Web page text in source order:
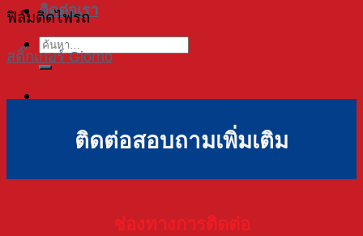
ติดต่อเรา
ค้นหา:
ฟิล์มติดไฟรถ
สติ๊กเกอร์ Giorno
ติดต่อสอบถามเพิ่มเติม
ช่องทางการติดต่อ